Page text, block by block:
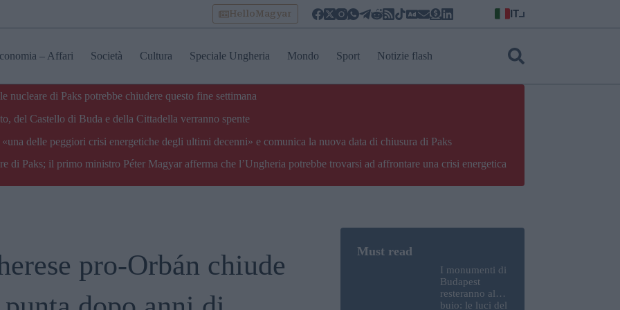
HelloMagyar IT
– Affari Società Cultura Speciale Ungheria Mondo Sport Notizie flash
nucleare di Paks potrebbe chiudere questo fine settimana
del Castello di Buda e della Cittadella verranno spente
delle peggiori crisi energetiche degli ultimi decenni» e comunica la nuova data di chiusura di Paks
di Paks; il primo ministro Péter Magyar afferma che l’Ungheria potrebbe trovarsi ad affrontare una crisi energetica
pro-Orbán chiude
I monumenti di
Budapest
resteranno al
buio: le luci del